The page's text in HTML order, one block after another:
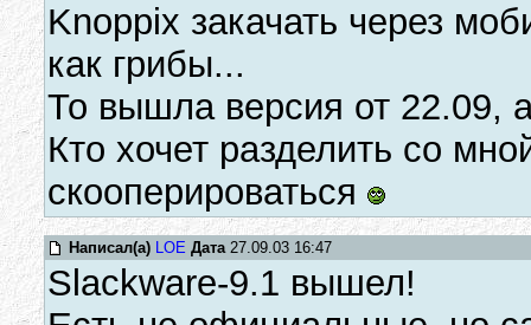
Knoppix закачать через
как грибы...
То вышла версия от 22.09,
Кто хочет разделить со
скооперироваться
Написал(а) LOE Дата27.09.03 16:47
Slackware-9.1 вышел!